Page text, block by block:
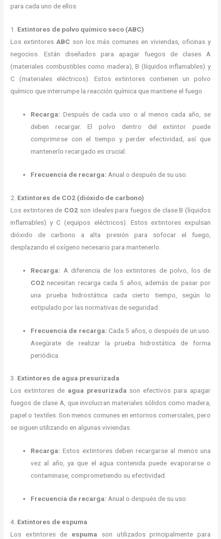
para cada uno de ellos:
1. Extintores de polvo químico seco (ABC)
Los extintores ABC son los más comunes en viviendas, oficinas y
negocios. Están diseñados para apagar fuegos de clases A
(materiales combustibles como madera), B (líquidos inflamables) y
C (materiales eléctricos). Estos extintores contienen un polvo
químico que interrumpe la reacción química que mantiene el fuego.
Recarga: Después de cada uso o al menos cada año, se
deben recargar. El polvo dentro del extintor puede
comprimirse con el tiempo y perder efectividad, así que
mantenerlo recargado es crucial.
Frecuencia de recarga: Anual o después de su uso.
2. Extintores de CO2 (dióxido de carbono)
Los extintores de CO2 son ideales para fuegos de clase B (líquidos
inflamables) y C (equipos eléctricos). Estos extintores expulsan
dióxido de carbono a alta presión para sofocar el fuego,
desplazando el oxígeno necesario para mantenerlo.
Recarga: A diferencia de los extintores de polvo, los de
CO2 necesitan recarga cada 5 años, además de pasar por
una prueba hidrostática cada cierto tiempo, según lo
estipulado por las normativas de seguridad.
Frecuencia de recarga: Cada 5 años, o después de un uso.
Asegúrate de realizar la prueba hidrostática de forma
periódica.
3. Extintores de agua presurizada
Los extintores de agua presurizada son efectivos para apagar
fuegos de clase A, que involucran materiales sólidos como madera,
papel o textiles. Son menos comunes en entornos comerciales, pero
se siguen utilizando en algunas viviendas.
Recarga: Estos extintores deben recargarse al menos una
vez al año, ya que el agua contenida puede evaporarse o
contaminase, comprometiendo su efectividad.
Frecuencia de recarga: Anual o después de su uso.
4. Extintores de espuma
Los extintores de espuma son utilizados principalmente para